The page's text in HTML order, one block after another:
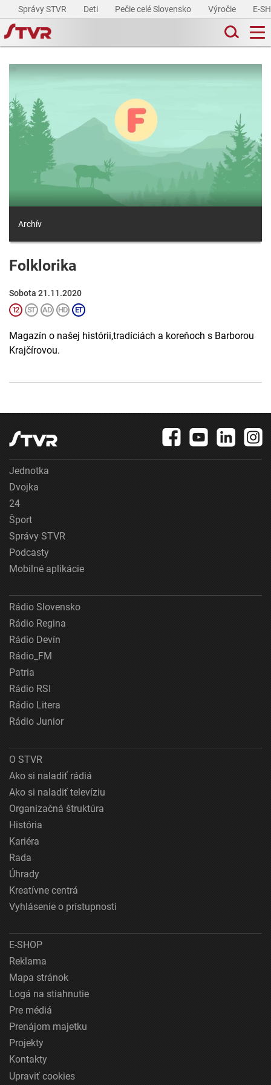
Správy STVR Deti Pečie celé Slovensko Výročie E-
Archív
Folklorika
Sobota 21.11.2020
Magazín o našej histórii,tradíciách a koreňoch s Barborou
Krajčírovou.
Jednotka
Dvojka
24
Šport
Správy STVR
Podcasty
Mobilné aplikácie
Rádio Slovensko
Rádio Regina
Rádio Devín
Rádio_FM
Patria
Rádio RSI
Rádio Litera
Rádio Junior
O STVR
Ako si naladiť rádiá
Ako si naladiť televíziu
Organizačná štruktúra
História
Kariéra
Rada
Úhrady
Kreatívne centrá
Vyhlásenie o prístupnosti
E-SHOP
Reklama
Mapa stránok
Logá na stiahnutie
Pre médiá
Prenájom majetku
Projekty
Kontakty
Upraviť cookies